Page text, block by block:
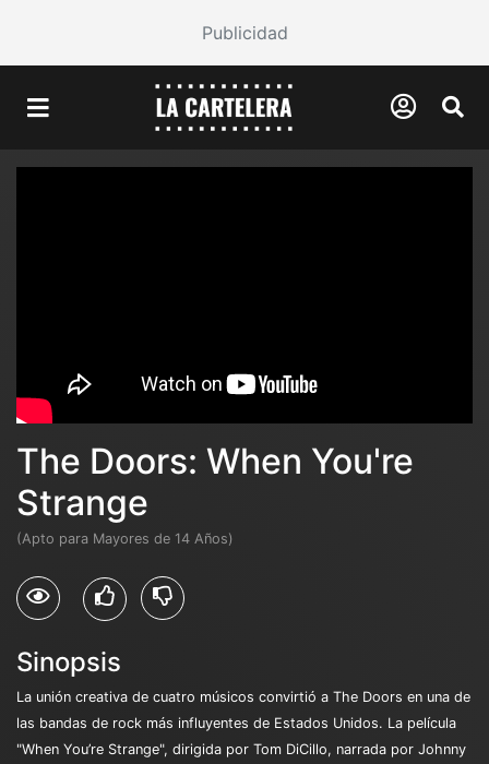
Publicidad
The Doors: When You're
Strange
(Apto para Mayores de 14 Años)
Sinopsis
La unión creativa de cuatro músicos convirtió a The Doors en una de
las bandas de rock más influyentes de Estados Unidos. La película
"When You’re Strange", dirigida por Tom DiCillo, narrada por Johnny